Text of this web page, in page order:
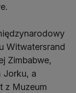
Witwatersrand
Zimbabwe,
Jorku, a
z Muzeum